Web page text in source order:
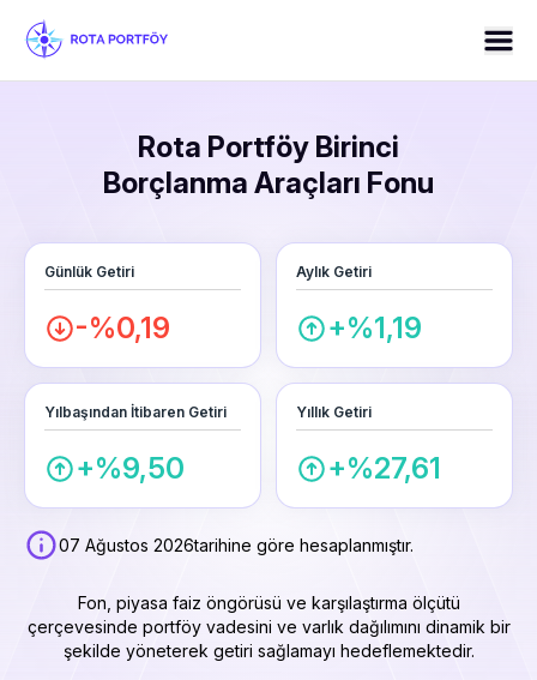
Rota Portföy Birinci
Borçlanma Araçları Fonu
Günlük Getiri
-%0,19
Aylık Getiri
+%1,19
Yılbaşından İtibaren Getiri
+%9,50
Yıllık Getiri
+%27,61
07 Ağustos 2026tarihine göre hesaplanmıştır.
Fon, piyasa faiz öngörüsü ve karşılaştırma ölçütü
çerçevesinde portföy vadesini ve varlık dağılımını dinamik bir
şekilde yöneterek getiri sağlamayı hedeflemektedir.